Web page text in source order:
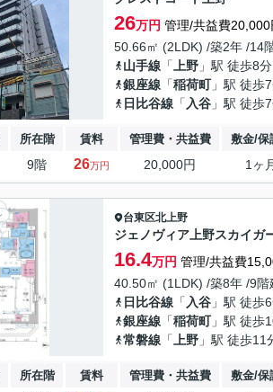
26万円 管理/共益費20,000
50.66㎡ (2LDK) /築2年 /14
山手線 「 上野 」駅 徒歩8分
銀座線 「稲荷町」駅 徒歩
日比谷線 「 入谷 」駅 徒歩
所在階 賃料 管理費・共益費 敷金/保
9階 26万円 20,000円 1ヶ
台東区北上野
ジェノヴィア上野スカイガ
16.4万円 管理/共益費
40.50㎡ (1LDK) /築8年 /9階
日比谷線 「 入谷 」駅 徒歩
銀座線 「稲荷町」駅 徒歩
常磐線 「 上野 」駅 徒歩11
所在階 賃料 管理費・共益費 敷金/保